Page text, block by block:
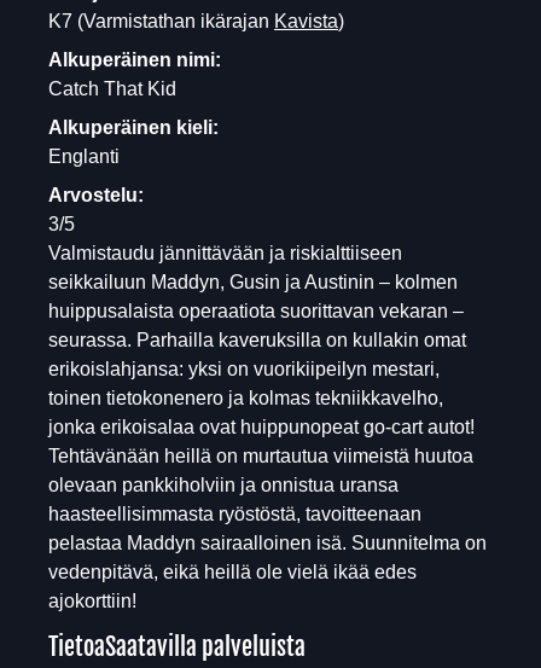
K7 (Varmistathan ikärajan Kavista)
Alkuperäinen nimi:
Catch That Kid
Alkuperäinen kieli:
Englanti
Arvostelu:
3/5
Valmistaudu jännittävään ja riskialttiiseen
seikkailuun Maddyn, Gusin ja Austinin – kolmen
huippusalaista operaatiota suorittavan vekaran –
seurassa. Parhailla kaveruksilla on kullakin omat
erikoislahjansa: yksi on vuorikiipeilyn mestari,
toinen tietokonenero ja kolmas tekniikkavelho,
jonka erikoisalaa ovat huippunopeat go-cart autot!
Tehtävänään heillä on murtautua viimeistä huutoa
olevaan pankkiholviin ja onnistua uransa
haasteellisimmasta ryöstöstä, tavoitteenaan
pelastaa Maddyn sairaalloinen isä. Suunnitelma on
vedenpitävä, eikä heillä ole vielä ikää edes
ajokorttiin!
TietoaSaatavilla palveluista